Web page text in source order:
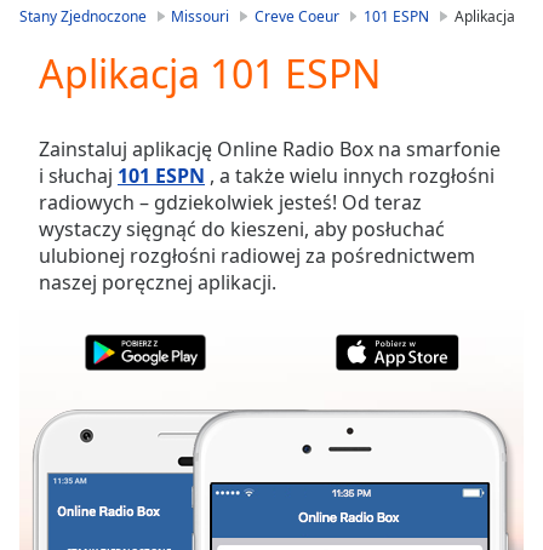
Play
Video
Skip
Backward
Skip
Forward
Mute
Current
Time0:00
Duration-:-
Stream
Type
LIVE
Seek to
currently
Stany Zjednoczone Missouri Creve Coeur 101 ESPN Aplikacja
Aplikacja 101 ESPN
Zainstaluj aplikację Online Radio Box na smarfonie
i słuchaj 101 ESPN , a także wielu innych rozgłośni
radiowych – gdziekolwiek jesteś! Od teraz
wystaczy sięgnąć do kieszeni, aby posłuchać
ulubionej rozgłośni radiowej za pośrednictwem
naszej poręcznej aplikacji.